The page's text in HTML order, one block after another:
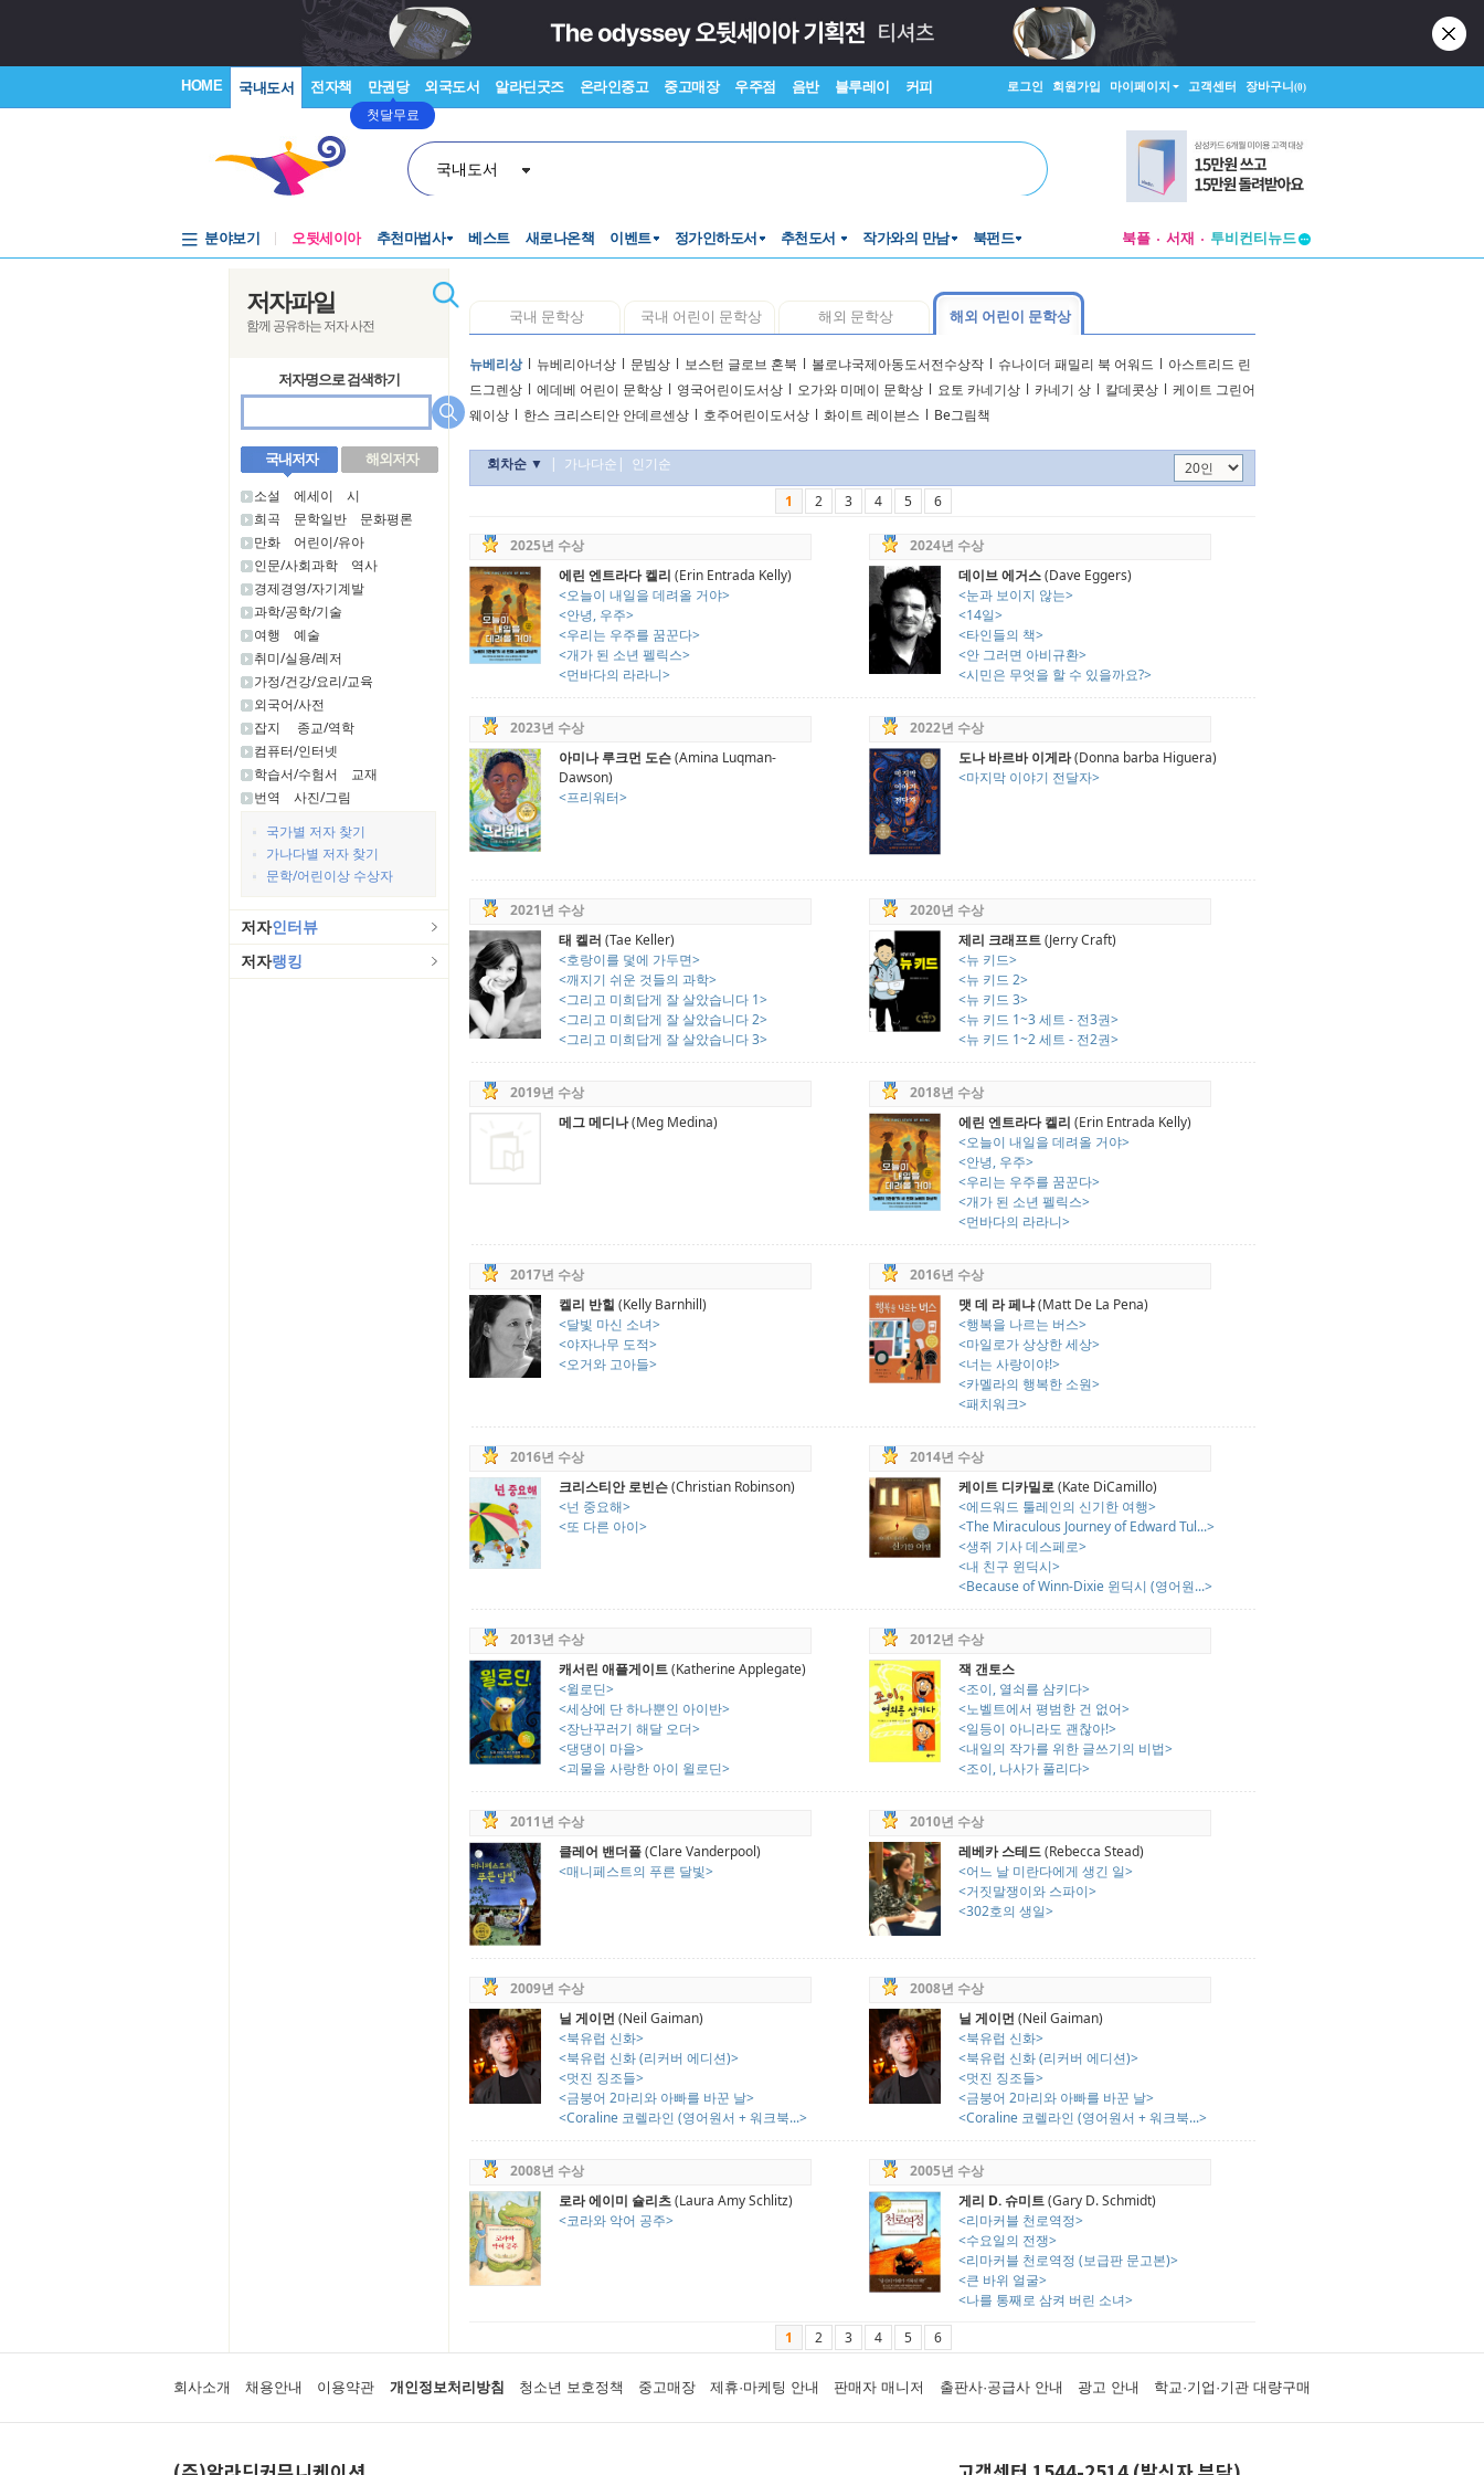
HOME 국내도서 전자책 만권당
첫달무료
외국도서 알라딘굿즈 온라인중고 중고매장 우주점 음반 블루레이 커피 로그인 회원가입 마이페이지 고객센터 장바구니(0)
국내도서
분야보기 오뒷세이아 추천마법사 베스트 새로나온책 이벤트 정가인하도서 추천도서 작가와의 만남 북펀드 북플 서재
투비컨티뉴드
저자파일
함께 공유하는 저자 사전
저자명으로 검색하기
국내저자 해외저자
소설 에세이
시
희곡
문학일반
문화평론
만화
어린이/유아
인문/사회과학
역사
경제경영/자기계발
과학/공학/기술
여행
예술
취미/실용/레저
가정/건강/요리/교육
외국어/사전
잡지
종교/역학
컴퓨터/인터넷
학습서/수험서
교재
번역
사진/그림
국가별 저자 찾기
가나다별 저자 찾기
문학/어린이상 수상자
저자인터뷰
저자랭킹
국내 문학상 국내 어린이 문학상 해외 문학상 해외 어린이 문학상
뉴베리상 l 뉴베리아너상 l 문빔상 l 보스턴 글로브 혼북 l 볼로냐국제아동도서전수상작 l 슈나이더 패밀리 북 어워드 l 아스트리드 린
드그렌상 l 에데베 어린이 문학상 l 영국어린이도서상 l 오가와 미메이 문학상 l 요토 카네기상 l 카네기 상 l 칼데콧상 l 케이트 그린어
웨이상 l 한스 크리스티안 안데르센상 l 호주어린이도서상 l 화이트 레이븐스 l Be그림책
회차순 ▼ | 가나다순 | 인기순
1
2 3 4 5 6
2025년 수상
에린 엔트라다 켈리 (Erin Entrada Kelly)
<오늘이 내일을 데려올 거야>
<안녕, 우주>
<우리는 우주를 꿈꾼다>
<개가 된 소년 펠릭스>
<먼바다의 라라니>
2024년 수상
데이브 에거스(Dave Eggers)
<눈과 보이지 않는>
<14일>
<타인들의 책>
<안 그러면 아비규환>
<시민은 무엇을 할 수 있을까요?>
2023년 수상
아미나 루크먼 도슨(Amina Luqman-
Dawson)
<프리워터>
2022년 수상
도나 바르바 이게라(Donna barba Higuera)
<마지막 이야기 전달자>
2021년 수상
태 켈러 (Tae Keller)
<호랑이를 덫에 가두면>
<깨지기 쉬운 것들의 과학>
<그리고 미희답게 잘 살았습니다 1>
<그리고 미희답게 잘 살았습니다 2>
<그리고 미희답게 잘 살았습니다 3>
2020년 수상
제리 크래프트(Jerry Craft)
<뉴 키드>
<뉴 키드 2>
<뉴 키드 3>
<뉴 키드 1~3 세트 - 전3권>
<뉴 키드 1~2 세트 - 전2권>
2019년 수상
메그 메디나(Meg Medina)
2018년 수상
에린 엔트라다 켈리 (Erin Entrada Kelly)
<오늘이 내일을 데려올 거야>
<안녕, 우주>
<우리는 우주를 꿈꾼다>
<개가 된 소년 펠릭스>
<먼바다의 라라니>
2017년 수상
켈리 반힐 (Kelly Barnhill)
<달빛 마신 소녀>
<야자나무 도적>
<오거와 고아들>
2016년 수상
맷 데 라 페냐(Matt De La Pena)
<행복을 나르는 버스>
<마일로가 상상한 세상>
<너는 사랑이야!>
<카멜라의 행복한 소원>
<패치워크>
2016년 수상
크리스티안 로빈슨(Christian Robinson)
<넌 중요해>
<또 다른 아이>
2014년 수상
케이트 디카밀로(Kate DiCamillo)
<에드워드 툴레인의 신기한 여행>
<The Miraculous Journey of Edward Tul...>
<생쥐 기사 데스페로>
<내 친구 윈딕시>
<Because of Winn-Dixie 윈딕시 (영어원...>
2013년 수상
캐서린 애플게이트(Katherine Applegate)
<윌로딘>
<세상에 단 하나뿐인 아이반>
<장난꾸러기 해달 오더>
<댕댕이 마을>
<괴물을 사랑한 아이 윌로딘>
2012년 수상
잭 갠토스
<조이, 열쇠를 삼키다>
<노벨트에서 평범한 건 없어>
<일등이 아니라도 괜찮아!>
<내일의 작가를 위한 글쓰기의 비법>
<조이, 나사가 풀리다>
2011년 수상
클레어 밴더풀(Clare Vanderpool)
<매니페스트의 푸른 달빛>
2010년 수상
레베카 스테드(Rebecca Stead)
<어느 날 미란다에게 생긴 일>
<거짓말쟁이와 스파이>
<302호의 생일>
2009년 수상
닐 게이먼 (Neil Gaiman)
<북유럽 신화>
<북유럽 신화 (리커버 에디션)>
<멋진 징조들>
<금붕어 2마리와 아빠를 바꾼 날>
<Coraline 코렐라인 (영어원서 + 워크북...>
2008년 수상
닐 게이먼 (Neil Gaiman)
<북유럽 신화>
<북유럽 신화 (리커버 에디션)>
<멋진 징조들>
<금붕어 2마리와 아빠를 바꾼 날>
<Coraline 코렐라인 (영어원서 + 워크북...>
2008년 수상
로라 에이미 슐리츠(Laura Amy Schlitz)
<코라와 악어 공주>
2005년 수상
게리 D. 슈미트(Gary D. Schmidt)
<리마커블 천로역정>
<수요일의 전쟁>
<리마커블 천로역정 (보급판 문고본)>
<큰 바위 얼굴>
<나를 통째로 삼켜 버린 소녀>
1
2 3 4 5 6
회사소개 채용안내 이용약관 개인정보처리방침 청소년 보호정책 중고매장 제휴·마케팅 안내 판매자 매니저 출판사·공급사 안내 광고 안내 학교·기업·기관 대량구매